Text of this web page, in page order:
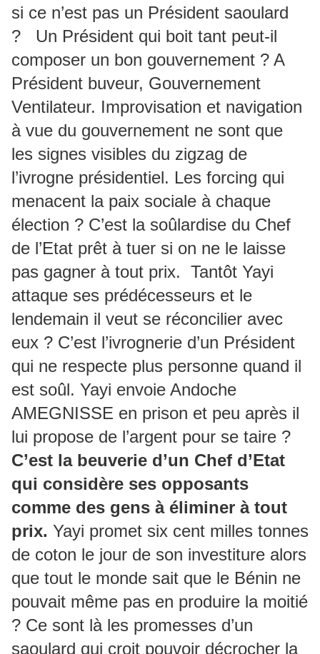
si ce n’est pas un Président saoulard
? Un Président qui boit tant peut-il
composer un bon gouvernement ? A
Président buveur, Gouvernement
Ventilateur. Improvisation et navigation
à vue du gouvernement ne sont que
les signes visibles du zigzag de
l’ivrogne présidentiel. Les forcing qui
menacent la paix sociale à chaque
élection ? C’est la soûlardise du Chef
de l’Etat prêt à tuer si on ne le laisse
pas gagner à tout prix. Tantôt Yayi
attaque ses prédécesseurs et le
lendemain il veut se réconcilier avec
eux ? C’est l’ivrognerie d’un Président
qui ne respecte plus personne quand il
est soûl. Yayi envoie Andoche
AMEGNISSE en prison et peu après il
lui propose de l’argent pour se taire ?
C’est la beuverie d’un Chef d’Etat
qui considère ses opposants
comme des gens à éliminer à tout
prix. Yayi promet six cent milles tonnes
de coton le jour de son investiture alors
que tout le monde sait que le Bénin ne
pouvait même pas en produire la moitié
? Ce sont là les promesses d’un
saoulard qui croit pouvoir décrocher la